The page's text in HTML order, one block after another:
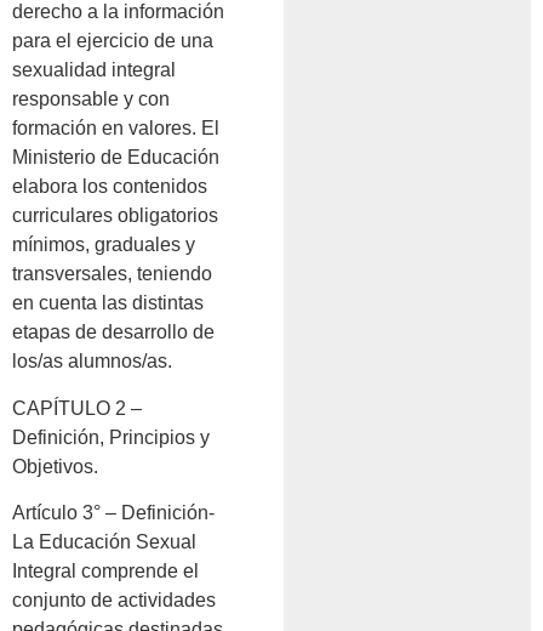
derecho a la información
para el ejercicio de una
sexualidad integral
responsable y con
formación en valores. El
Ministerio de Educación
elabora los contenidos
curriculares obligatorios
mínimos, graduales y
transversales, teniendo
en cuenta las distintas
etapas de desarrollo de
los/as alumnos/as.
CAPÍTULO 2 –
Definición, Principios y
Objetivos.
Artículo 3° – Definición-
La Educación Sexual
Integral comprende el
conjunto de actividades